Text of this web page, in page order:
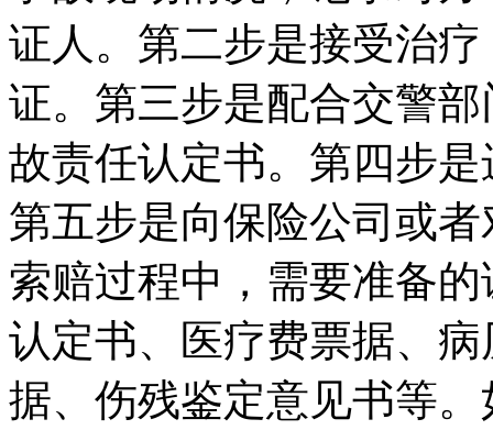
证人。第二步是接受治
证。第三步是配合交警
故责任认定书。第四步
第五步是向保险公司或
索赔过程中，需要准备
认定书、医疗费票据、
据、伤残鉴定意见书等